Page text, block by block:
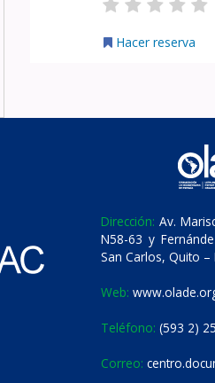
Hacer reserva
Dirección: Av.
N58-63 y
San Carlos, Quito –
Web:
Teléfono: (593 2)
Correo: